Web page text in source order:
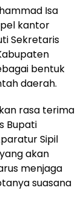
Isa
kantor
Sekretaris
bentuk
daerah.
rasa terima
Bupati
Sipil
akan
menjaga
suasana